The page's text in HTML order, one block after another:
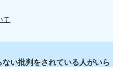
て
い批判をされている人がいら